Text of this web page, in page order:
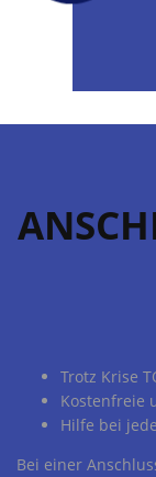
Trotz Krise
Kostenfreie
Hilfe bei
Bei einer